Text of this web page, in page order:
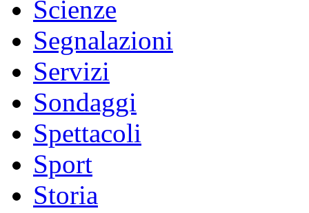
Scienze
Segnalazioni
Servizi
Sondaggi
Spettacoli
Sport
Storia